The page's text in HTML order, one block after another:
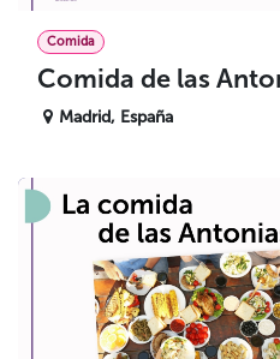
Comida
Comida de las
Madrid, España